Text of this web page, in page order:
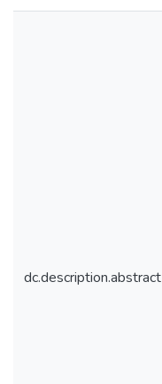
dc.description.abstract